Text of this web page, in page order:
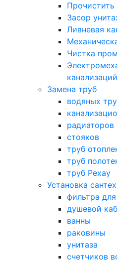
Засор
Ливневая
Чистка
канализаций
Замена труб
водяных
радиаторов
стояков
труб
труб
труб Рехау
Установка
фильтра
душевой
ванны
раковины
унитаза
счетчиков